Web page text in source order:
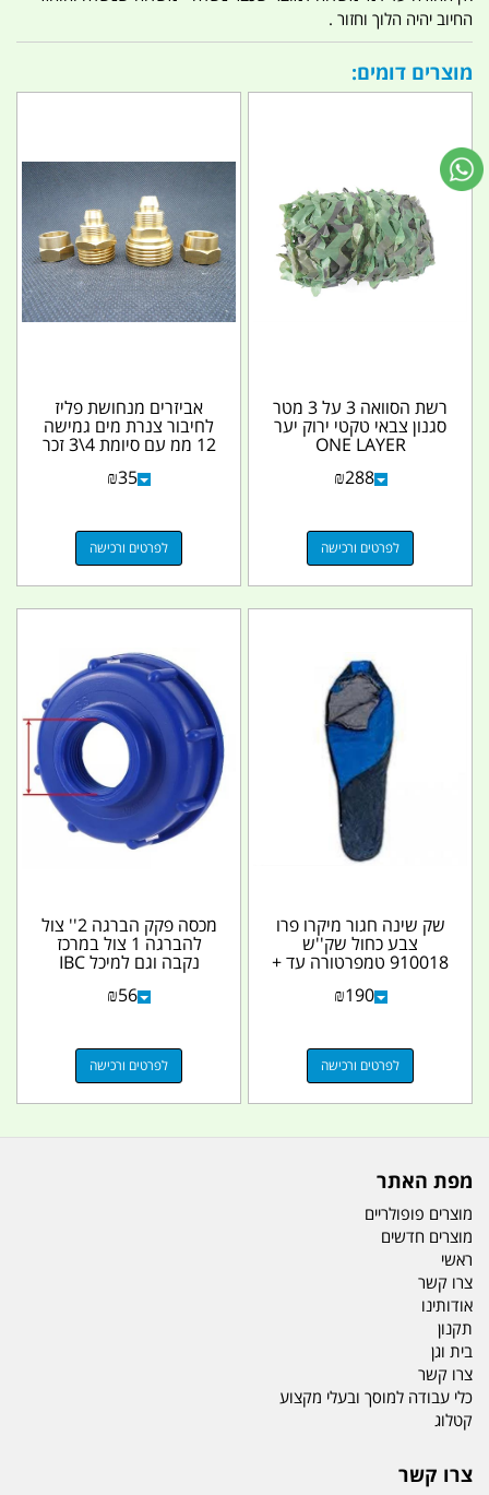
החיוב יהיה הלוך וחזור .
מוצרים דומים:
רשת הסוואה 3 על 3 מטר
סגנון צבאי טקטי ירוק יער
ONE LAYER
₪288
לפרטים ורכישה
אביזרים מנחושת פליז
לחיבור צנרת מים גמישה
12 ממ עם סיומת 4\3 זכר
₪35
לפרטים ורכישה
שק שינה חגור מיקרו פרו
צבע כחול שק''ש
910018 טמפרטורה עד +
₪190
לפרטים ורכישה
מכסה פקק הברגה 2'' צול
להברגה 1 צול במרכז
נקבה וגם למיכל IBC
קוביה 1000 L קמפינג...
₪56
לפרטים ורכישה
מפת האתר
מוצרים פופולריים
מוצרים חדשים
ראשי
צרו קשר
אודותינו
תקנון
בית וגן
צרו קשר
כלי עבודה למוסך ובעלי מקצוע
קטלוג
צרו קשר